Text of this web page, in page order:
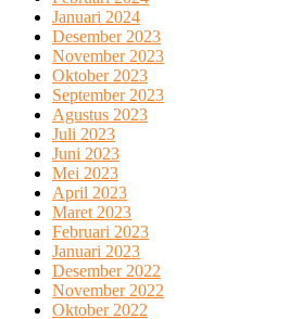
Januari 2024
Desember 2023
November 2023
Oktober 2023
September 2023
Agustus 2023
Juli 2023
Juni 2023
Mei 2023
April 2023
Maret 2023
Februari 2023
Januari 2023
Desember 2022
November 2022
Oktober 2022